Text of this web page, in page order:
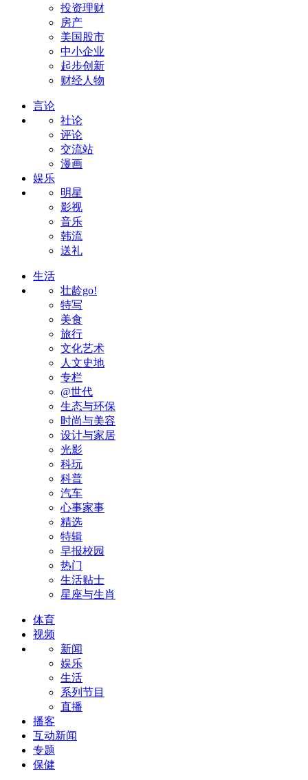
投资理财
房产
美国股市
中小企业
起步创新
财经人物
言论
社论
评论
交流站
漫画
娱乐
明星
影视
音乐
韩流
送礼
生活
壮龄go!
特写
美食
旅行
文化艺术
人文史地
专栏
@世代
生态与环保
时尚与美容
设计与家居
光影
科玩
科普
汽车
心事家事
精选
特辑
早报校园
热门
生活贴士
星座与生肖
体育
视频
新闻
娱乐
生活
系列节目
直播
播客
互动新闻
专题
保健